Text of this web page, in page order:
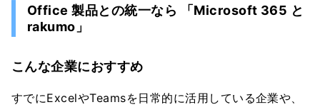
Office 製品との統一なら 「Microsoft 365 と
rakumo」
こんな企業におすすめ
すでにExcelやTeamsを日常的に活用している企業や、